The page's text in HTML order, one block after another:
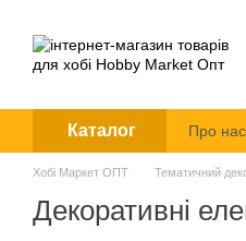
Каталог Про нас
Хобі Маркет ОПТ Тематичний
Декоративні